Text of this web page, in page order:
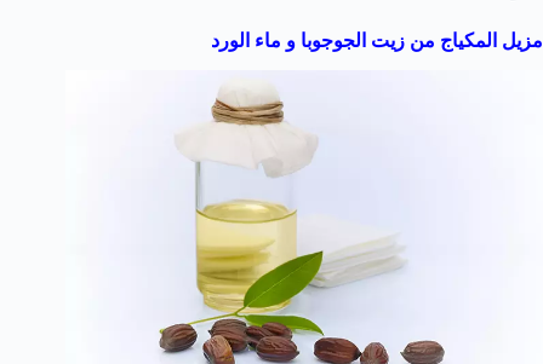
مزيل المكياج من زيت الجوجوبا و ماء الورد